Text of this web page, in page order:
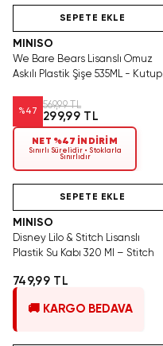
SEPETE EKLE
MINISO
We Bare Bears Lisanslı Omuz
Askılı Plastik Şişe 535ML - Kutup
Arkadaşı
%47
569,99 TL
299,99 TL
NET %47 İNDİRİM
Sınırlı Sürelidir • Stoklarla
Sınırlıdır
SEPETE EKLE
MINISO
Disney Lilo & Stitch Lisanslı
Plastik Su Kabı 320 Ml – Stitch
749,99 TL
🚚 KARGO BEDAVA